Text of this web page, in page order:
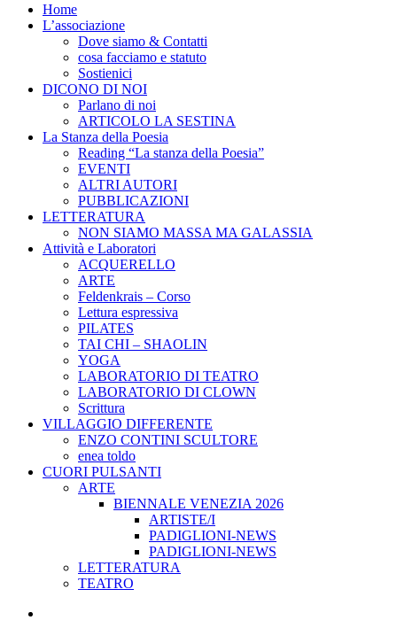
Home
L’associazione
Dove siamo & Contatti
cosa facciamo e statuto
Sostienici
DICONO DI NOI
Parlano di noi
ARTICOLO LA SESTINA
La Stanza della Poesia
Reading “La stanza della Poesia”
EVENTI
ALTRI AUTORI
PUBBLICAZIONI
LETTERATURA
NON SIAMO MASSA MA GALASSIA
Attività e Laboratori
ACQUERELLO
ARTE
Feldenkrais – Corso
Lettura espressiva
PILATES
TAI CHI – SHAOLIN
YOGA
LABORATORIO DI TEATRO
LABORATORIO DI CLOWN
Scrittura
VILLAGGIO DIFFERENTE
ENZO CONTINI SCULTORE
enea toldo
CUORI PULSANTI
ARTE
BIENNALE VENEZIA 2026
ARTISTE/I
PADIGLIONI-NEWS
PADIGLIONI-NEWS
LETTERATURA
TEATRO